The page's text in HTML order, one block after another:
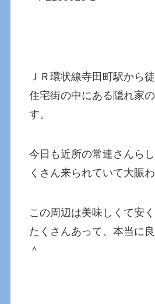
ＪＲ環状線寺田町駅から
住宅街の中にある隠れ家
す。
今日も近所の常連さんら
くさん来られていて大賑
この周辺は美味しくて安
たくさんあって、本当に
＾